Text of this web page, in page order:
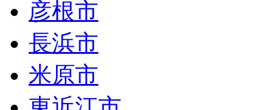
彦根市
長浜市
米原市